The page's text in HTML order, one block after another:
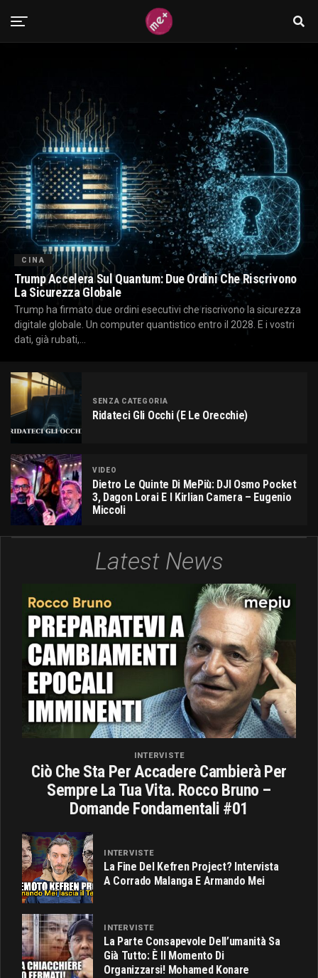
CINA
Trump Accelera Sul Quantum: Due Ordini Che Riscrivono
La Sicurezza Globale
Trump ha firmato due ordini esecutivi che riscrivono la sicurezza
digitale globale. Un computer quantistico entro il 2028. E i vostri
dati, già rubati,...
SENZA CATEGORIA
Ridateci Gli Occhi (e Le Orecchie)
VIDEO
Dietro Le Quinte Di MePiù: DJI Osmo Pocket
3, Dagon Lorai E I Kirlian Camera – Eugenio
Miccoli
Latest News
INTERVISTE
Ciò Che Sta Per Accadere Cambierà Per
Sempre La Tua Vita. Rocco Bruno –
Domande Fondamentali #01
INTERVISTE
La Fine Del Kefren Project? Intervista
A Corrado Malanga E Armando Mei
INTERVISTE
La Parte Consapevole Dell’umanità Sa
Già Tutto: È Il Momento Di
Organizzarsi! Mohamed Konare